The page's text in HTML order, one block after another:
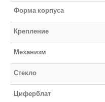
Форма корпуса
Крепление
Механизм
Стекло
Циферблат